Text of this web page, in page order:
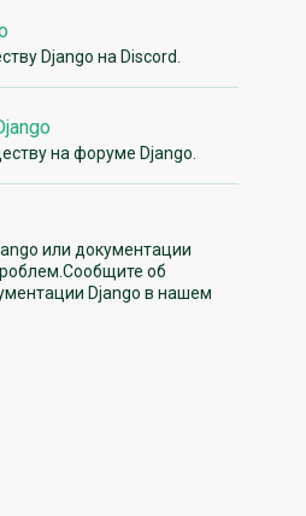
Django на Discord.
на форуме Django.
или документации
об
Django в нашем